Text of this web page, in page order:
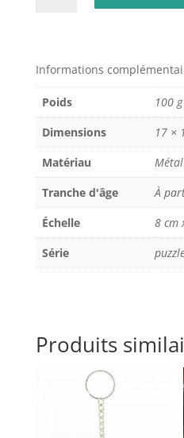
Golden
Hind
3d
bateau
Informations
Poids
100 g
Dimensions
17 ×
Matériau
Métal
Tranche d'âge
À
Échelle
8 cm
Série
Produits